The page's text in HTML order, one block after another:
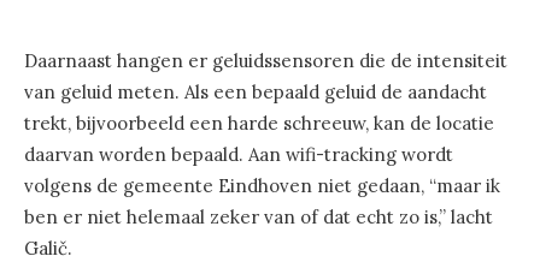
Daarnaast hangen er geluidssensoren die de intensiteit
van geluid meten. Als een bepaald geluid de aandacht
trekt, bijvoorbeeld een harde schreeuw, kan de locatie
daarvan worden bepaald. Aan wifi-tracking wordt
volgens de gemeente Eindhoven niet gedaan, “maar ik
ben er niet helemaal zeker van of dat echt zo is,” lacht
Galič.